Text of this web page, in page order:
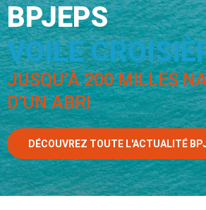
BPJEPS
VOILE
JUSQU’À 200 MILLES
D’UN ABRI
DÉCOUVREZ TOUTE L'ACTUALITÉ